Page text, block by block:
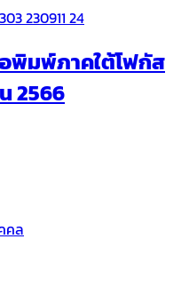
พิมพ์ภาคใต้โฟกัส
2566
คล